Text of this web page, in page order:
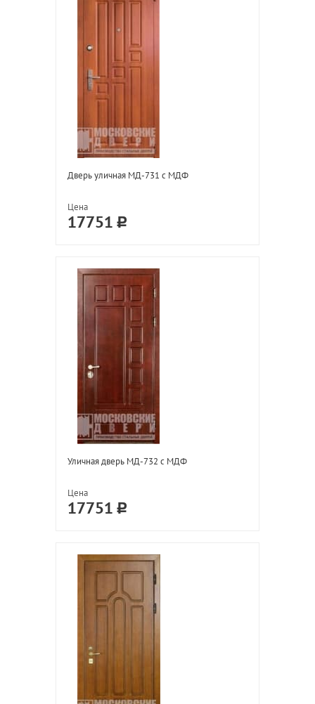
Дверь уличная МД-731 с МДФ
Цена
17751
Уличная дверь МД-732 с МДФ
Цена
17751